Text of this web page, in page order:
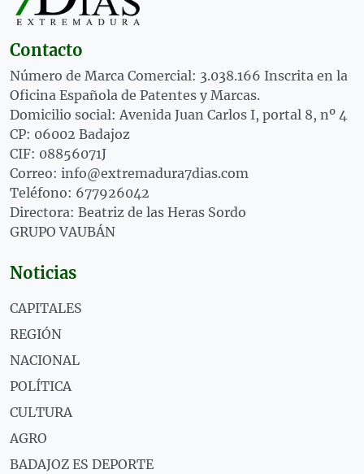
Contacto
Número de Marca Comercial: 3.038.166 Inscrita en la
Oficina Española de Patentes y Marcas.
Domicilio social: Avenida Juan Carlos I, portal 8, nº 4
CP: 06002 Badajoz
CIF: 08856071J
Correo: info@extremadura7dias.com
Teléfono: 677926042
Directora: Beatriz de las Heras Sordo
GRUPO VAUBÁN
Noticias
CAPITALES
REGIÓN
NACIONAL
POLÍTICA
CULTURA
AGRO
BADAJOZ ES DEPORTE